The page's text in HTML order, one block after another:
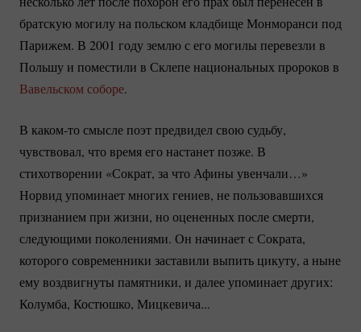
братскую могилу на польском кладбище Монморанси под
Парижем. В 2001 году землю с его могилы перевезли в
Польшу и поместили в Склепе национальных пророков в
Вавельском соборе.
В каком-тосмысле поэт предвидел свою судьбу,
чувствовал, что время его настанет позже. В
стихотворении «Сократ, за что Афины увенчали…»
Норвид упоминает многих гениев, не пользовавшихся
признанием при жизни, но оцененных после смерти,
следующими поколениями. Он начинает с Сократа,
которого современники заставили выпить цикуту, а ныне
ему воздвигнуты памятники, и далее упоминает других:
Колумба, Костюшко, Мицкевича...